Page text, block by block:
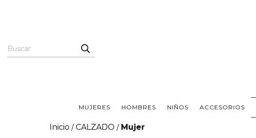
MUJERES HOMBRES NIÑOS ACCESORIOS
Inicio / CALZADO / Mujer